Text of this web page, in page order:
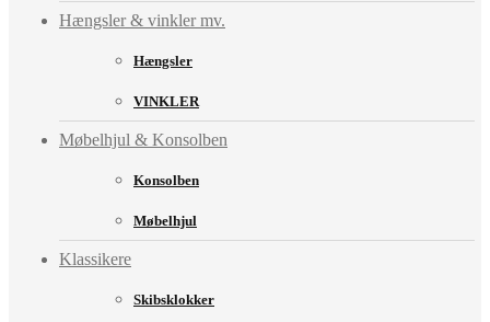
Hængsler & vinkler mv.
Hængsler
VINKLER
Møbelhjul & Konsolben
Konsolben
Møbelhjul
Klassikere
Skibsklokker